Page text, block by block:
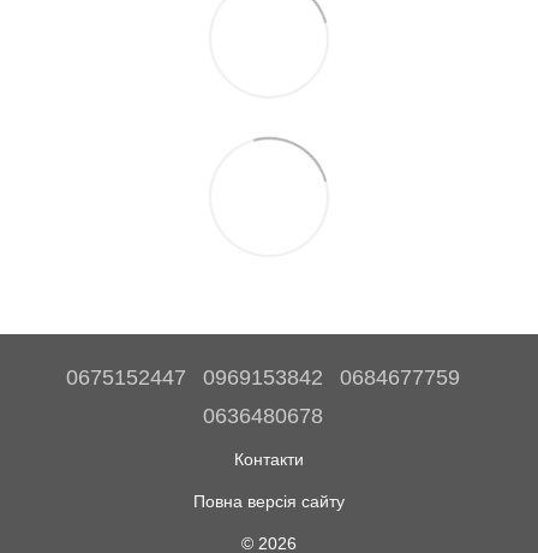
0675152447 0969153842
0684677759
0636480678
Контакти
Повна версія сайту
© 2026